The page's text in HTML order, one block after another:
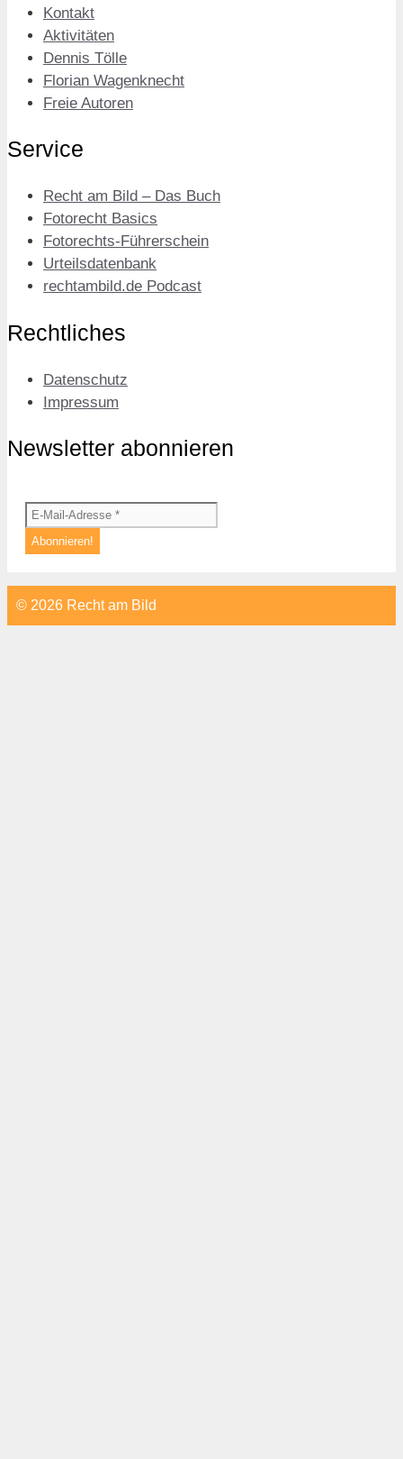
Kontakt
Aktivitäten
Dennis Tölle
Florian Wagenknecht
Freie Autoren
Service
Recht am Bild – Das Buch
Fotorecht Basics
Fotorechts-Führerschein
Urteilsdatenbank
rechtambild.de Podcast
Rechtliches
Datenschutz
Impressum
Newsletter abonnieren
© 2026 Recht am Bild